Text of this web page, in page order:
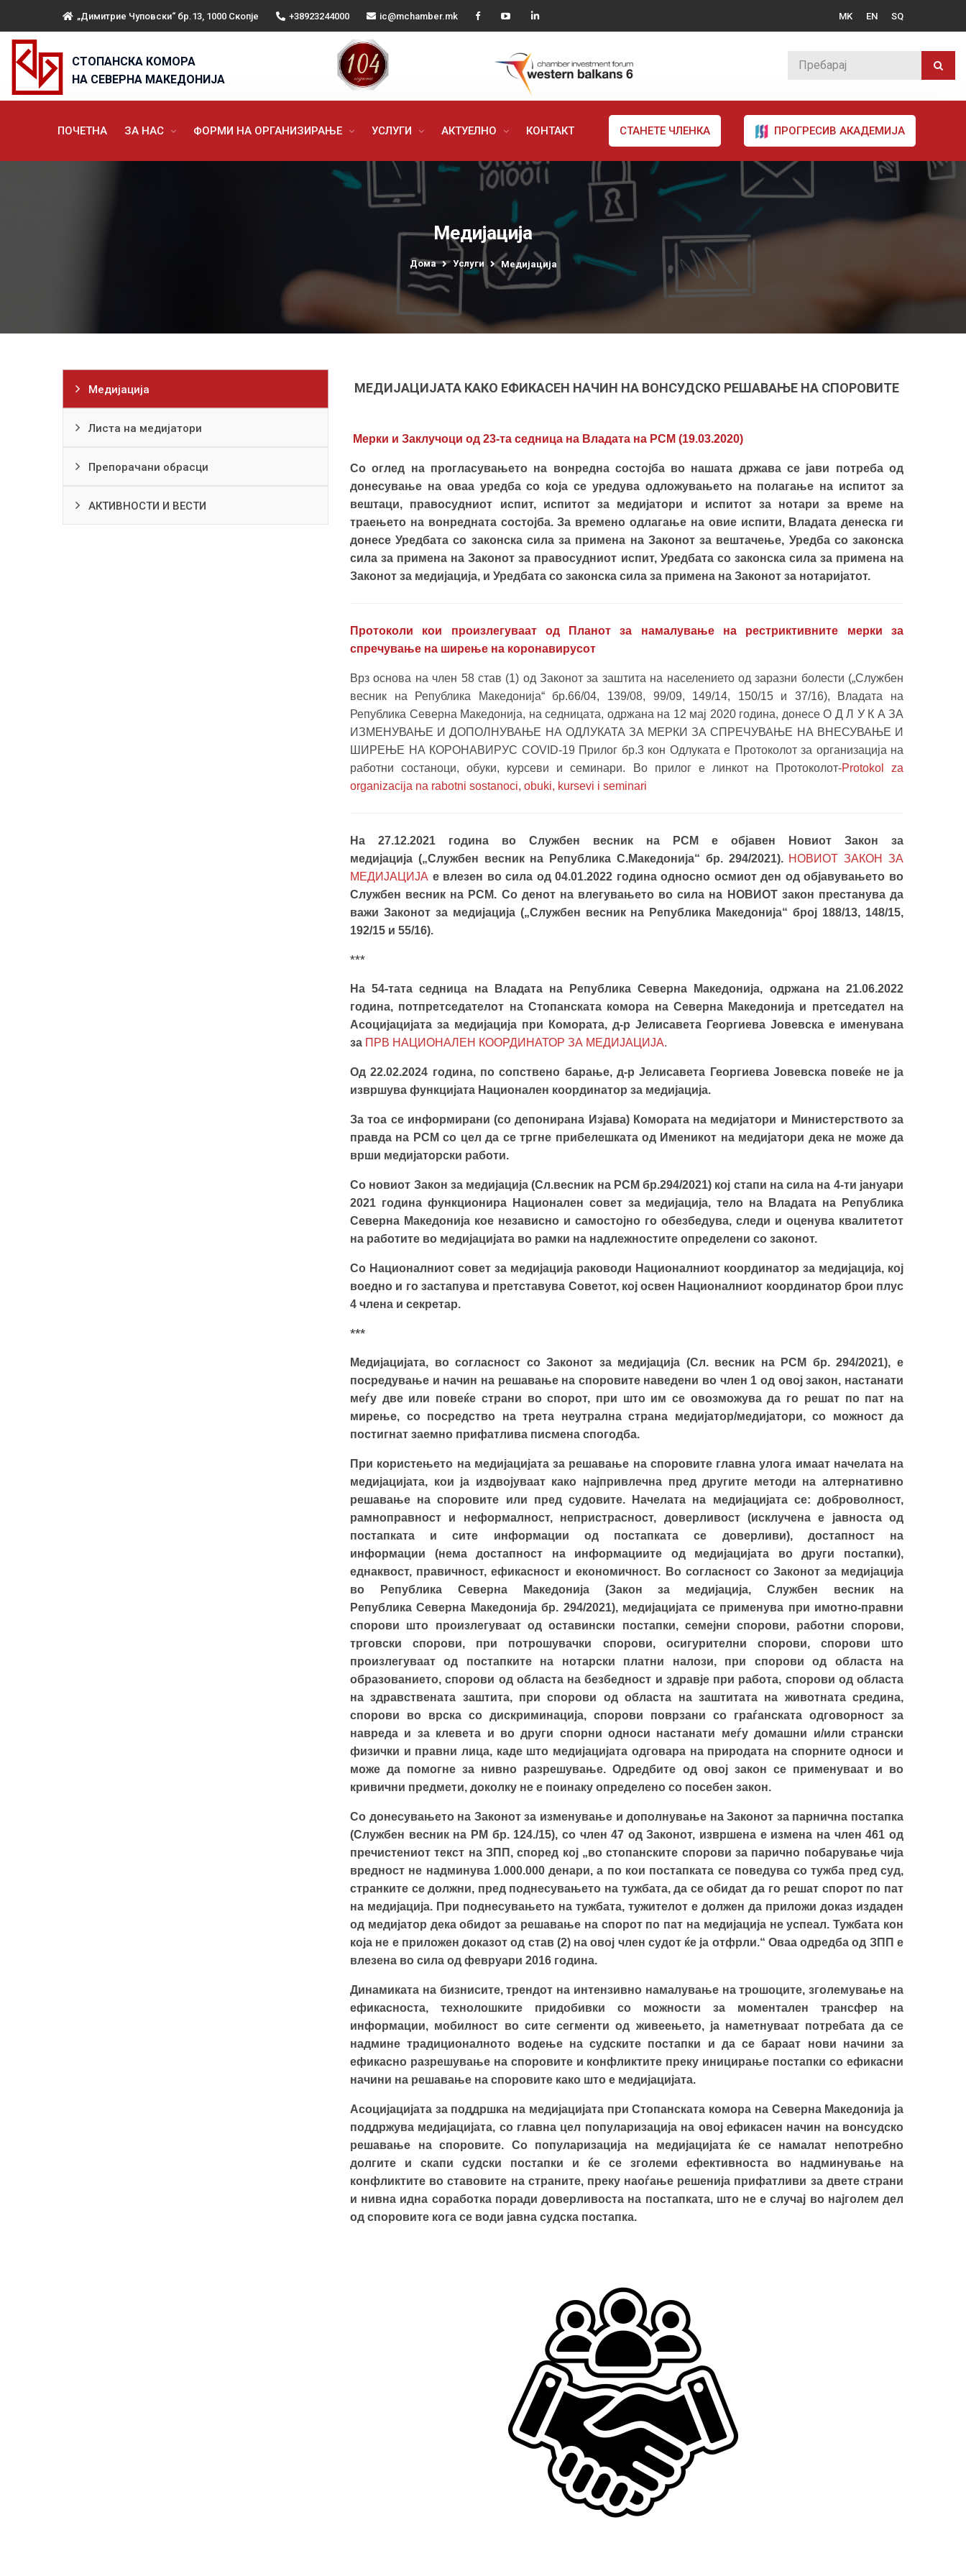
„Димитрие Чуповски“ бр.13, 1000 Скопје +38923244000 ic@mchamber.mk MK EN SQ
СТОПАНСКА КОМОРА
НА СЕВЕРНА МАКЕДОНИЈА
ПОЧЕТНА ЗА НАС ФОРМИ НА ОРГАНИЗИРАЊЕ УСЛУГИ АКТУЕЛНО КОНТАКТ СТАНЕТЕ ЧЛЕНКА ПРОГРЕСИВ АКАДЕМИЈА
Медијација
Дома Услуги Медијација
Медијација
Листа на медијатори
Препорачани обрасци
АКТИВНОСТИ И ВЕСТИ
МЕДИЈАЦИЈАТА КАКО ЕФИКАСЕН НАЧИН НА ВОНСУДСКО РЕШАВАЊЕ НА СПОРОВИТЕ
Мерки и Заклучоци од 23-та седница на Владата на РСМ (19.03.2020)
Со оглед на прогласувањето на вонредна состојба во нашата држава се јави потреба од
донесување на оваа уредба со која се уредува одложувањето на полагање на испитот за
вештаци, правосудниот испит, испитот за медијатори и испитот за нотари за време на
траењето на вонредната состојба. За времено одлагање на овие испити, Владата денеска ги
донесе Уредбата со законска сила за примена на Законот за вештачење, Уредба со законска
сила за примена на Законот за правосудниот испит, Уредбата со законска сила за примена на
Законот за медијација, и Уредбата со законска сила за примена на Законот за нотаријатот.
Протоколи кои произлегуваат од Планот за намалување на рестриктивните мерки за
спречување на ширење на коронавирусот
Врз основа на член 58 став (1) од Законот за заштита на населението од заразни болести („Службен
весник на Република Македонија“ бр.66/04, 139/08, 99/09, 149/14, 150/15 и 37/16), Владата на
Република Северна Македонија, на седницата, одржана на 12 мај 2020 година, донесе О Д Л У К А ЗА
ИЗМЕНУВАЊЕ И ДОПОЛНУВАЊЕ НА ОДЛУКАТА ЗА МЕРКИ ЗА СПРЕЧУВАЊЕ НА ВНЕСУВАЊЕ И
ШИРЕЊЕ НА КОРОНАВИРУС COVID-19 Прилог бр.3 кон Одлуката е Протоколот за организација на
работни состаноци, обуки, курсеви и семинари. Во прилог е линкот на Протоколот-Protokol za
organizacija na rabotni sostanoci, obuki, kursevi i seminari
На 27.12.2021 година во Службен весник на РСМ е објавен Новиот Закон за
медијација („Службен весник на Република С.Мaкедонија“ бр. 294/2021). НОВИОТ ЗАКОН ЗА
МЕДИЈАЦИЈА е влезен во сила од 04.01.2022 година односно осмиот ден од објавувањето во
Службен весник на РСМ. Со денот на влегувањето во сила на НОВИОТ закон престанува да
важи Законот за медијација („Службен весник на Република Македонија“ број 188/13, 148/15,
192/15 и 55/16).
***
На 54-тата седница на Владата на Република Северна Македонија, одржана на 21.06.2022
година, потпретседателот на Стопанската комора на Северна Македонија и претседател на
Асоцијацијата за медијација при Комората, д-р Јелисавета Георгиева Јовевска е именувана
за ПРВ НАЦИОНАЛЕН КООРДИНАТОР ЗА МЕДИЈАЦИЈА.
Од 22.02.2024 година, по сопствено барање, д-р Јелисавета Георгиева Јовевска повеќе не ја
извршува функцијата Национален координатор за медијација.
За тоа се информирани (со депонирана Изјава) Комората на медијатори и Министерството за
правда на РСМ со цел да се тргне прибелешката од Именикот на медијатори дека не може да
врши медијаторски работи.
Со новиот Закон за медијација (Сл.весник на РСМ бр.294/2021) кој стапи на сила на 4-ти јануари
2021 година функционира Национален совет за медијација, тело на Владата на Република
Северна Македонија кое независно и самостојно го обезбедува, следи и оценува квалитетот
на работите во медијацијата во рамки на надлежностите определени со законот.
Со Националниот совет за медијација раководи Националниот координатор за медијација, кој
воедно и го застапува и претставува Советот, кој освен Националниот координатор брои плус
4 члена и секретар.
***
Медијацијата, во согласност со Законот за медијација (Сл. весник на РСМ бр. 294/2021), е
посредување и начин на решавање на споровите наведени во член 1 од овој закон, настанати
меѓу две или повеќе страни во спорот, при што им се овозможува да го решат по пат на
мирење, со посредство на трета неутрална страна медијатор/медијатори, со можност да
постигнат заемно прифатлива писмена спогодба.
При користењето на медијацијата за решавање на споровите главна улога имаат начелата на
медијацијата, кои ја издвојуваат како најпривлечна преддругите методи на алтернативно
решавање на споровите или пред судовите. Начелата на медијацијатасе: доброволност,
рамноправност и неформалност, непристрасност, доверливост(исклучена е јавноста од
постапката и сите информации од постапката се доверливи),достапност на
информации (нема достапност на информациите од медијацијата во други постапки),
еднаквост, правичност, ефикасност и економичност. Во согласност со Законот за медијација
во Република Северна Македонија (Закон за медијација, Службен весник на
Република Северна Мaкедонија бр. 294/2021), медијацијата се применува при имотно-правни
спорови што произлегуваат од оставински постапки, семејни спорови, работни спорови,
трговски спорови, при потрошувачки спорови, осигурителни спорови, спорови што
произлегуваат од постапките на нотарски платни налози, при спорови од областа на
образованието, спорови од областа на безбедност и здравје при работа, спорови од областа
на здравствената заштита, при спорови од областа на заштитата на животната средина,
спорови во врска со дискриминација, спорови поврзани со граѓанската одговорност за
навреда и за клевета и во други спорни односи настанати меѓу домашни и/или странски
физички и правни лица, каде што медијацијата одговара на природата на спорните односи и
може да помогне за нивно разрешување. Одредбите од овој закон се применуваат и во
кривични предмети, доколку не е поинаку определено со посебен закон.
Со донесувањето на Законот за изменување и дополнување на Законот за парнична постапка
(Службен весник на РМ бр. 124./15), со член 47 од Законот, извршена е измена на член 461 од
пречистениот текст на ЗПП, според кој „во стопанските спорови за парично побарување чија
вредност не надминува 1.000.000 денари, а по кои постапката се поведува со тужба пред суд,
странките се должни, пред поднесувањето на тужбата, да се обидат да го решат спорот по пат
на медијација. При поднесувањето на тужбата, тужителот е должен да приложи доказ издаден
од медијатор дека обидот за решавање на спорот по пат на медијација не успеал. Тужбата кон
која не е приложен доказот од став (2) на овој член судот ќе ја отфрли.“ Оваа одредба од ЗПП е
влезена во сила од февруари 2016 година.
Динамиката на бизнисите, трендот на интензивно намалување на трошоците, зголемување на
ефикасноста, технолошките придобивки со можности за моментален трансфер на
информации, мобилност во сите сегменти од живеењето, ја наметнуваат потребата да се
надмине традиционалното водење на судските постапки и да се бараат нови начини за
ефикасно разрешување на споровите и конфликтите преку иницирање постапки со ефикасни
начини на решавање на споровите како што е медијацијата.
Асоцијацијата за поддршка на медијацијата при Стопанската комора на Северна Македонија ја
поддржува медијацијата, со главна цел популаризација на овој ефикасен начин на вонсудско
решавање на споровите. Со популаризација на медијацијата ќе се намалат непотребно
долгите и скапи судски постапки и ќе се зголеми ефективноста во надминување на
конфликтите во ставовите на страните, преку наоѓање решенија прифатливи за двете страни
и нивна идна соработка поради доверливоста на постапката, што не е случај во најголем дел
од споровите кога се води јавна судска постапка.